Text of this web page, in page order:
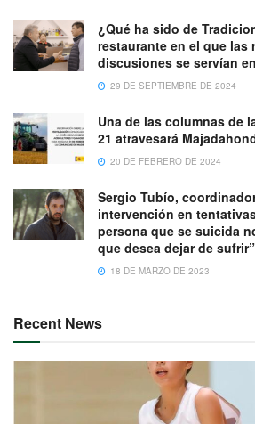
¿Qué ha sido de
restaurante en el que las
discusiones se servían
29 DE SEPTIEMBRE DE 2024
Una de las columnas de
21 atravesará
20 DE FEBRERO DE 2024
Sergio Tubío,
intervención en
persona que se suicida
que desea dejar de sufrir”
18 DE MARZO DE 2023
Recent News